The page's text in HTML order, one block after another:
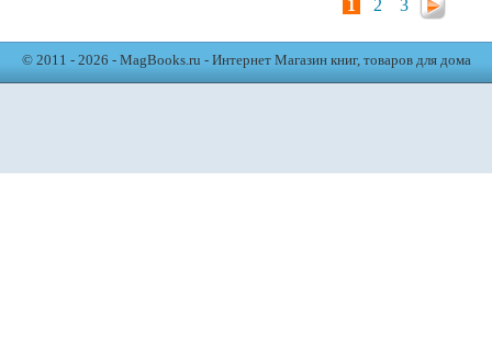
1 2 3
© 2011 - 2026 - MagBooks.ru - Интернет Магазин книг, товаров для дома